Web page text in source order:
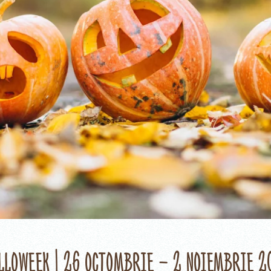
| 26 octombrie – 2 noiembrie